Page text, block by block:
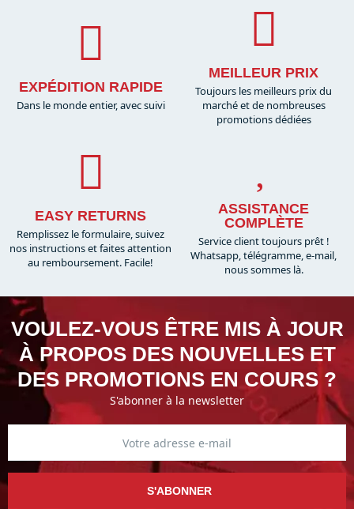
EXPÉDITION RAPIDE
Dans le monde entier, avec suivi
MEILLEUR PRIX
Toujours les meilleurs prix du
marché et de nombreuses
promotions dédiées
EASY RETURNS
Remplissez le formulaire, suivez
nos instructions et faites attention
au remboursement. Facile!
ASSISTANCE
COMPLÈTE
Service client toujours prêt !
Whatsapp, télégramme, e-mail,
nous sommes là.​
VOULEZ-VOUS ÊTRE MIS À JOUR
À PROPOS DES NOUVELLES ET
DES PROMOTIONS EN COURS ?
S'abonner à la newsletter
S'ABONNER